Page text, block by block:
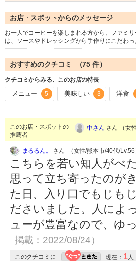
お店・スポットからのメッセージ
お一人でコーヒーを楽しまれる方から、ファミ
は、ソースやドレッシングから手作りにこだわ
おすすめのクチコミ （75 件）
クチコミからみる、このお店の特長
メニュー 5 美味しい 3 洋食
このお店・スポットの
推薦者
中さん さん （女
まるるん。 さん （女性/熊本市/40代/Lv.56
こちらを若い知人がべ
思って立ち寄ったのが
た日、入り口でもじも
ださいました。人によ
ューが豊富なので、ゆ
掲載：2022/08/24）
このクチコミに 現在： 1 人